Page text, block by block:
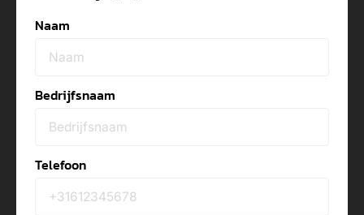
Naam
Bedrijfsnaam
Telefoon